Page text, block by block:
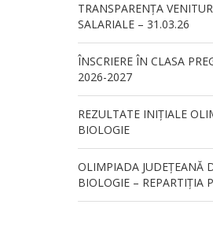
TRANSPARENȚA
SALARIALE – 31.03.26
ÎNSCRIERE ÎN CLASA
2026-2027
REZULTATE INIȚIALE
BIOLOGIE
OLIMPIADA JUDEȚEANĂ
BIOLOGIE – REPARTIȚIA